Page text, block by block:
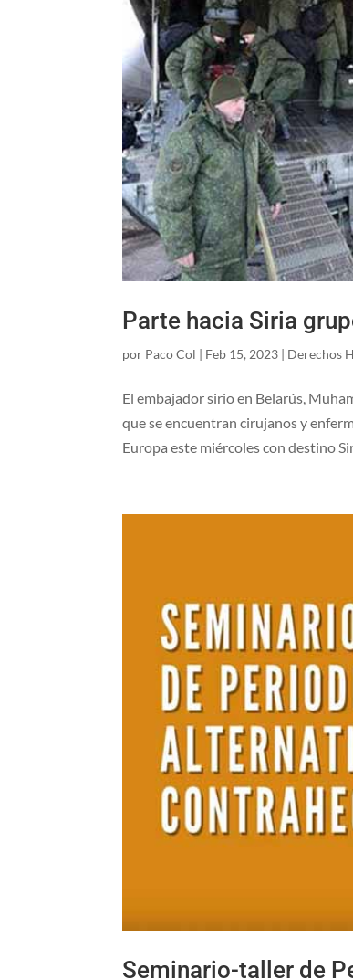
Parte hacia Siria
por Paco Col | Feb 15, 2023 | Derechos
El embajador sirio en Belarús,
que se encuentran cirujanos y
Europa este miércoles con destino
Seminario-taller de